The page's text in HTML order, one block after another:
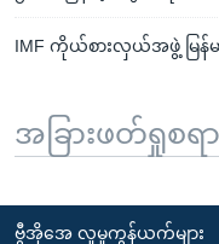
IMF ကိုယ်စားလှယ်အဖွဲ့ မြန်မ
အခြားဖတ်ရှုစရာ
ဗွီအိုအေ လူမှုကွန်ယက်များ